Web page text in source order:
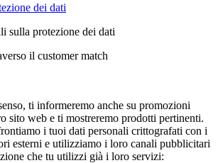
dei dati
sulla protezione dei dati
il customer match
ti informeremo anche su promozioni
sito web e ti mostreremo prodotti pertinenti.
i tuoi dati personali crittografati con i
esterni e utilizziamo i loro canali pubblicitari
che tu utilizzi già i loro servizi: